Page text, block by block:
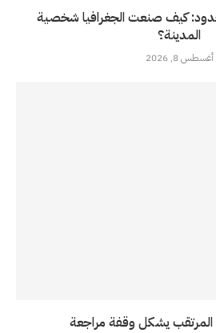
كيف صنعت الجغرافيا شخصية
المدينة؟
أغسطس 8, 2026
المرتقب يشكل وقفة مراجعة